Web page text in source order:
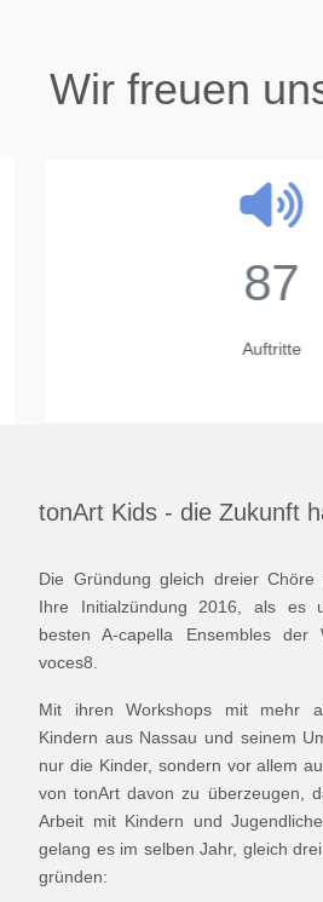
Wir freuen
87
Auftritte
tonArt Kids - die Zukunft
Die Gründung gleich dreier
Ihre Initialzündung 2016, als es
besten A-capella Ensembles
voces8.
Mit ihren Workshops mit mehr
Kindern aus Nassau und seinem
nur die Kinder, sondern vor allem
von tonArt davon zu überzeugen,
Arbeit mit Kindern und
gelang es im selben Jahr, gleich
gründen: